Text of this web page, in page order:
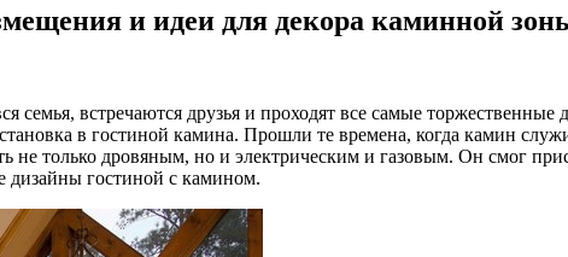
и идеи для декора каминной
семья, встречаются друзья и проходят все самые
в гостиной камина. Прошли те времена, когда камин
только дровяным, но и электрическим и газовым. Он смог
дизайны гостиной с камином.